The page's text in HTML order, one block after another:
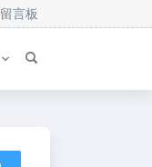
留言板